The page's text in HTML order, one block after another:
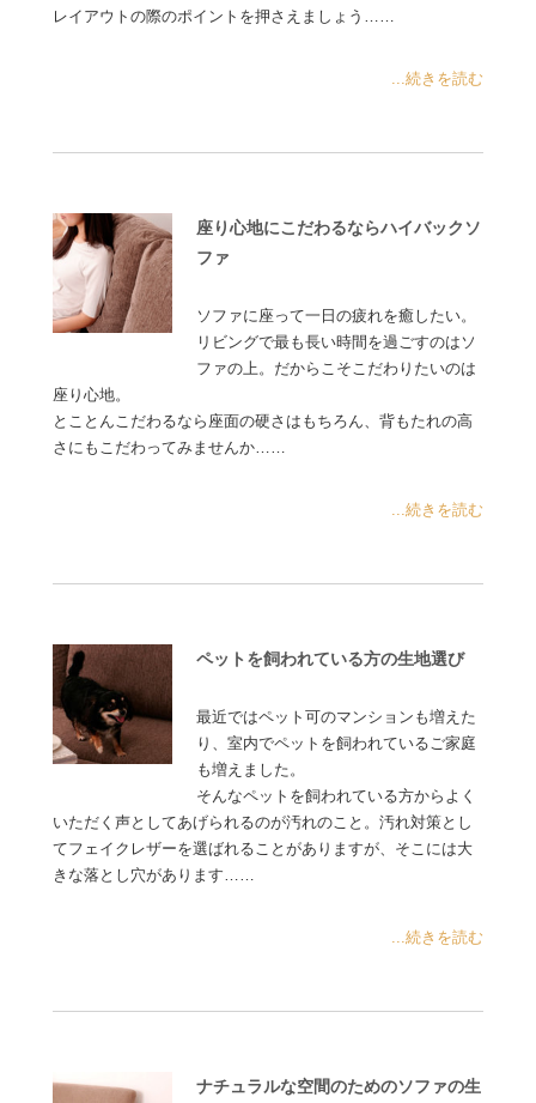
レイアウトの際のポイントを押さえましょう……
...続きを読む
座り心地にこだわるならハイバックソ
ファ
ソファに座って一日の疲れを癒したい。
リビングで最も長い時間を過ごすのはソ
ファの上。だからこそこだわりたいのは
座り心地。
とことんこだわるなら座面の硬さはもちろん、背もたれの高
さにもこだわってみませんか……
...続きを読む
ペットを飼われている方の生地選び
最近ではペット可のマンションも増えた
り、室内でペットを飼われているご家庭
も増えました。
そんなペットを飼われている方からよく
いただく声としてあげられるのが汚れのこと。汚れ対策とし
てフェイクレザーを選ばれることがありますが、そこには大
きな落とし穴があります……
...続きを読む
ナチュラルな空間のためのソファの生